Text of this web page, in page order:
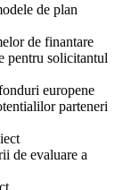
de plan
de finantare
pentru solicitantul
europene
parteneri
de evaluare a